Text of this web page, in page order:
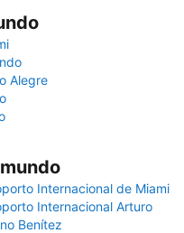
Alegre
Internacional de Miami
Internacional Arturo
Benítez